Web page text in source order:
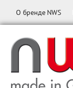
О бренде NWS